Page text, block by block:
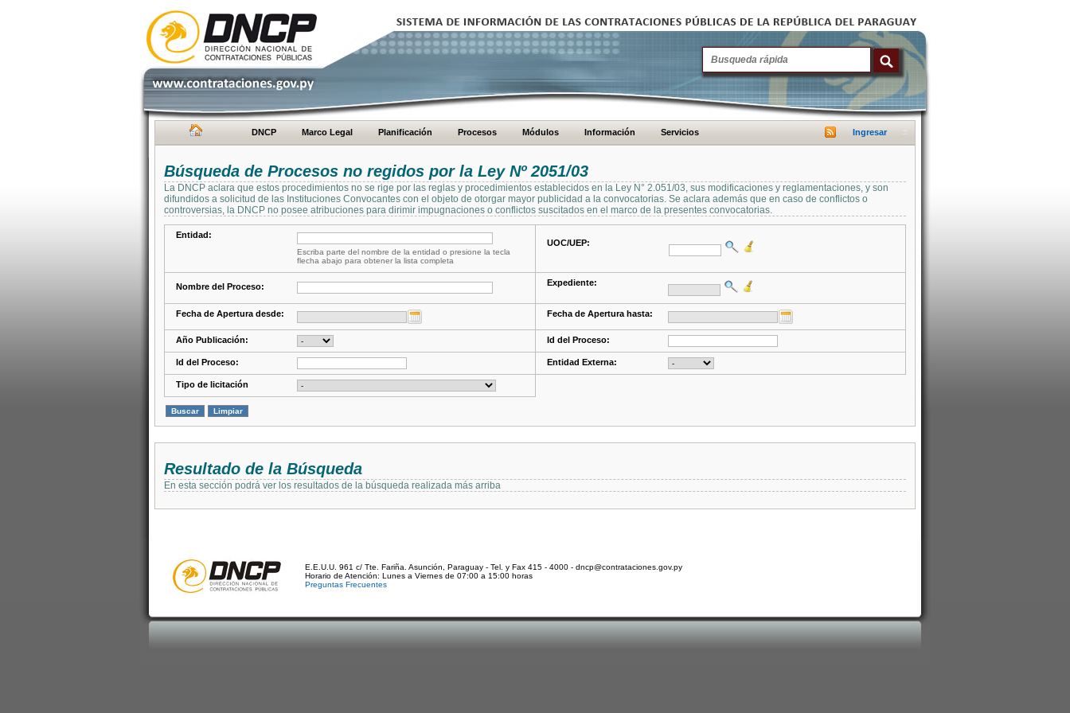
DNCP Marco Legal Planificación Procesos Módulos Información Servicios Ingresar
Búsqueda de Procesos no regidos por la Ley Nº 2051/03
La DNCP aclara que estos procedimientos no se rige por las reglas y procedimientos establecidos en la Ley N° 2.051/03, sus modificaciones y reglamentaciones, y son
difundidos a solicitud de las Instituciones Convocantes con el objeto de otorgar mayor publicidad a la convocatorias. Se aclara además que en caso de conflictos o
controversias, la DNCP no posee atribuciones para dirimir impugnaciones o conflictos suscitados en el marco de la presentes convocatorias.
Entidad:
Escriba parte del nombre de la entidad o presione la tecla
flecha abajo para obtener la lista completa
UOC/UEP:
Nombre del Proceso: Expediente:
Fecha de Apertura desde: Fecha de Apertura hasta:
Año Publicación: Id del Proceso:
Id del Proceso: Entidad Externa:
Tipo de licitación
Resultado de la Búsqueda
En esta sección podrá ver los resultados de la búsqueda realizada más arriba
E.E.U.U. 961 c/ Tte. Fariña. Asunción, Paraguay - Tel. y Fax 415 - 4000 - dncp@contrataciones.gov.py
Horario de Atención: Lunes a Viernes de 07:00 a 15:00 horas
Preguntas Frecuentes